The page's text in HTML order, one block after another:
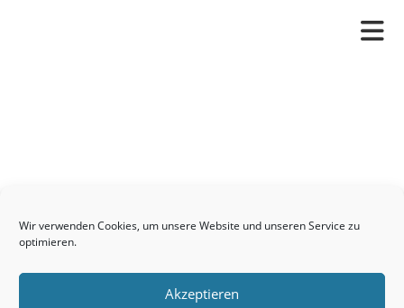
Wir verwenden Cookies, um unsere Website und unseren Service zu
optimieren.
Akzeptieren
Kontakt
Links
Neuigkeiten